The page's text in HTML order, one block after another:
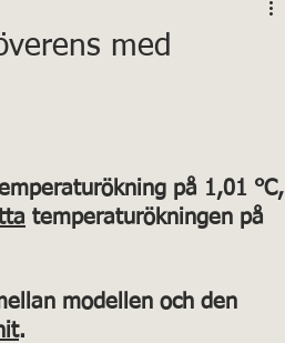
med
på 1,01 °C,
temperaturökningen på
modellen och den
.